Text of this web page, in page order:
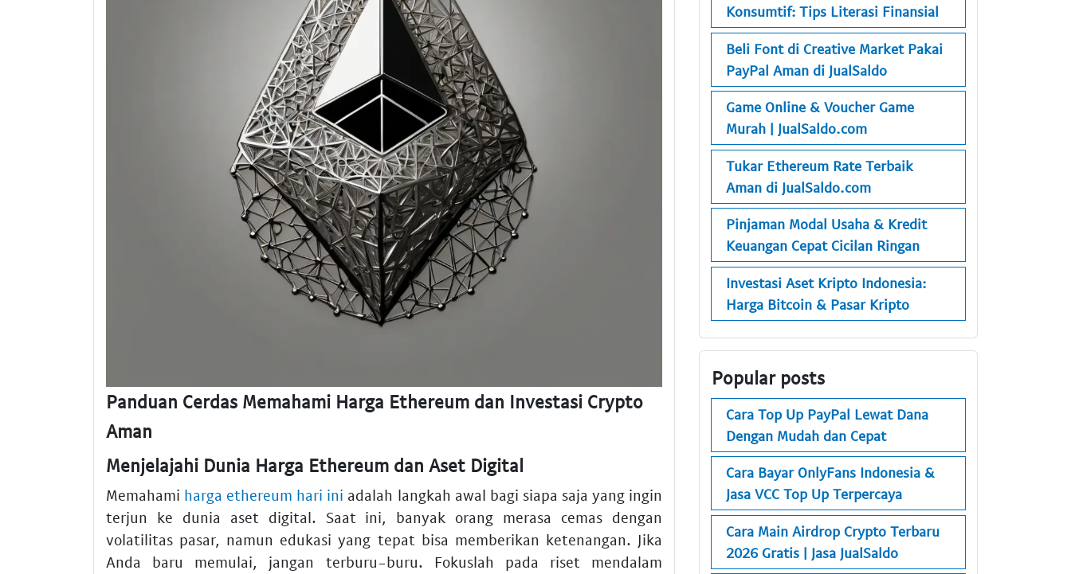
Panduan Cerdas Memahami Harga Ethereum dan Investasi Crypto
Aman
Menjelajahi Dunia Harga Ethereum dan Aset Digital
Memahami harga ethereum hari ini adalah langkah awal bagi siapa saja yang ingin
terjun ke dunia aset digital. Saat ini, banyak orang merasa cemas dengan
volatilitas pasar, namun edukasi yang tepat bisa memberikan ketenangan. Jika
Anda baru memulai, jangan terburu-buru. Fokuslah pada riset mendalam
Konsumtif: Tips Literasi Finansial
Beli Font di Creative Market Pakai
PayPal Aman di JualSaldo
Game Online & Voucher Game
Murah | JualSaldo.com
Tukar Ethereum Rate Terbaik
Aman di JualSaldo.com
Pinjaman Modal Usaha & Kredit
Keuangan Cepat Cicilan Ringan
Investasi Aset Kripto Indonesia:
Harga Bitcoin & Pasar Kripto
Popular posts
Cara Top Up PayPal Lewat Dana
Dengan Mudah dan Cepat
Cara Bayar OnlyFans Indonesia &
Jasa VCC Top Up Terpercaya
Cara Main Airdrop Crypto Terbaru
2026 Gratis | Jasa JualSaldo